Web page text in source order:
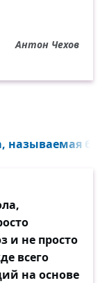
Антон Чехов
называемая
и не просто
всего
на основе